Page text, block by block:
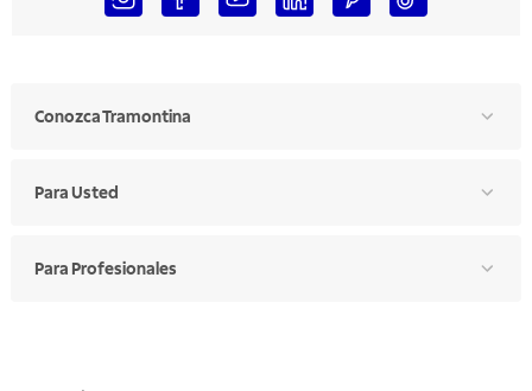
Conozca Tramontina
Para Usted
Para Profesionales